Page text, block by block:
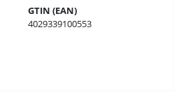
GTIN (EAN)
4029339100553